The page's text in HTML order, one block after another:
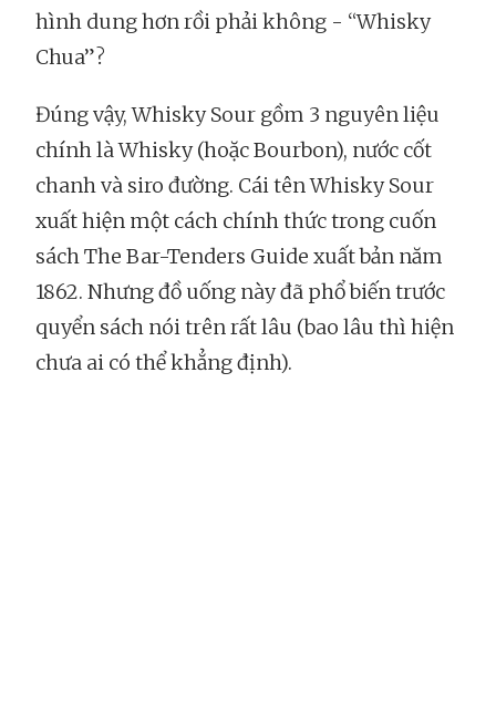
hình dung hơn rồi phải không - “Whisky
Chua”?
Đúng vậy, Whisky Sour gồm 3 nguyên liệu
chính là Whisky (hoặc Bourbon), nước cốt
chanh và siro đường. Cái tên Whisky Sour
xuất hiện một cách chính thức trong cuốn
sách The Bar-Tenders Guide xuất bản năm
1862. Nhưng đồ uống này đã phổ biến trước
quyển sách nói trên rất lâu (bao lâu thì hiện
chưa ai có thể khẳng định).